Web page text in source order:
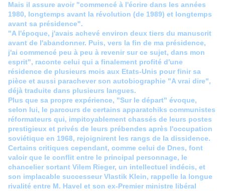
Mais il assure avoir "commencé à l'écrire dans les années
1980, longtemps avant la révolution (de 1989) et longtemps
avant sa présidence".
"A l'époque, j'avais achevé environ deux tiers du manuscrit
avant de l'abandonner. Puis, vers la fin de ma présidence,
j'ai commencé peu à peu à revenir sur ce sujet, dans mon
esprit", raconte celui qui a finalement profité d'une
résidence de plusieurs mois aux Etats-Unis pour finir sa
pièce et aussi parachever son autobiographie "A vrai dire",
déjà traduite dans plusieurs langues.
Plus que sa propre expérience, "Sur le départ" évoque,
selon lui, le parcours de certains apparatchiks communistes
réformateurs qui, impitoyablement chassés de leurs postes
prestigieux et privés de leurs prébendes après l'occupation
soviétique en 1968, rejoignirent les rangs de la dissidence.
Certains critiques cependant, comme celui de Dnes, font
valoir que le conflit entre le principal personnage, le
chancelier sortant Vilem Rieger, un intellectuel indécis, et
son implacable successeur Vlastik Klein, rappelle la longue
rivalité entre M. Havel et son ex-Premier ministre libéral